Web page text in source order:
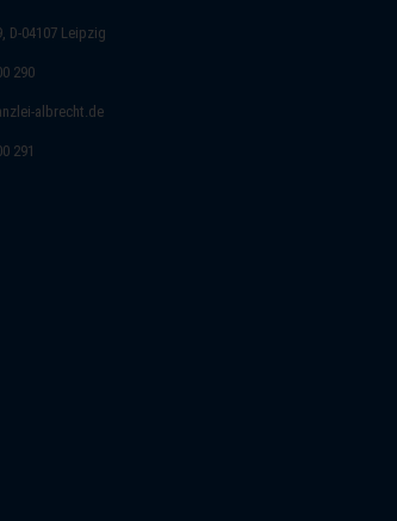
D-04107 Leipzig
290
albrecht.de
291